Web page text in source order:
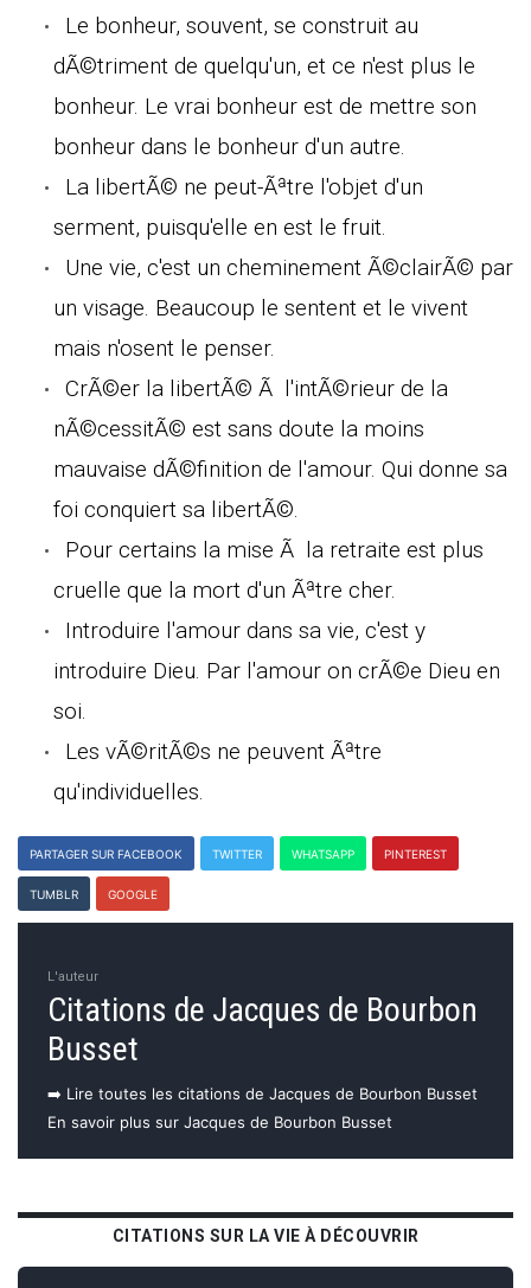
Le bonheur, souvent, se construit au
dÃ©triment de quelqu'un, et ce n'est plus le
bonheur. Le vrai bonheur est de mettre son
bonheur dans le bonheur d'un autre.
La libertÃ© ne peut-Ãªtre l'objet d'un
serment, puisqu'elle en est le fruit.
Une vie, c'est un cheminement Ã©clairÃ© par
un visage. Beaucoup le sentent et le vivent
mais n'osent le penser.
CrÃ©er la libertÃ© Ã l'intÃ©rieur de la
nÃ©cessitÃ© est sans doute la moins
mauvaise dÃ©finition de l'amour. Qui donne sa
foi conquiert sa libertÃ©.
Pour certains la mise Ã la retraite est plus
cruelle que la mort d'un Ãªtre cher.
Introduire l'amour dans sa vie, c'est y
introduire Dieu. Par l'amour on crÃ©e Dieu en
soi.
Les vÃ©ritÃ©s ne peuvent Ãªtre
qu'individuelles.
PARTAGER SUR FACEBOOK TWITTER WHATSAPP PINTEREST
TUMBLR GOOGLE
L'auteur
Citations de Jacques de Bourbon
Busset
➡️ Lire toutes les citations de Jacques de Bourbon Busset
En savoir plus sur Jacques de Bourbon Busset
CITATIONS SUR LA VIE À DÉCOUVRIR